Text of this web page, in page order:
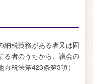
税義務がある者又は固
る者のうちから、議会の
税法第423条第3項）